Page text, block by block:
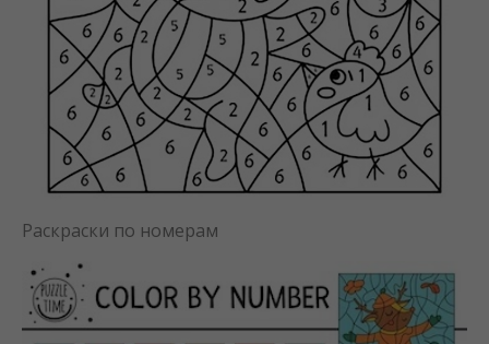
Раскраски по номерам